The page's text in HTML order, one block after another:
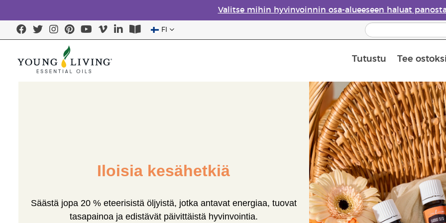
Valitse mihin hyvinvoinnin osa-alueeseen haluat
FI
Tutustu Tee
Iloisia kesähetkiä
Säästä jopa 20 % eteerisistä öljyistä, jotka antavat energiaa, tuovat
tasapainoa ja edistävät päivittäistä hyvinvointia.